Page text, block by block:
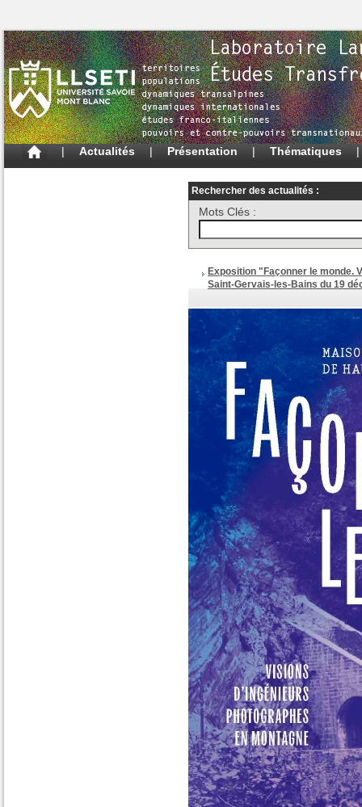
| Actualités | Présentation | Thématiques
Rechercher des actualités :
Mots Clés :
Exposition "Façonner le monde.
Saint-Gervais-les-Bains du 19